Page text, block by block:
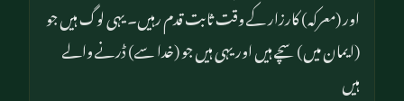
اور (معرکہ) کارزار کے وقت ثابت قدم رہیں۔ یہی لوگ ہیں جو
(ایمان میں) سچے ہیں اور یہی ہیں جو (خدا سے) ڈرنے والے
ہیں